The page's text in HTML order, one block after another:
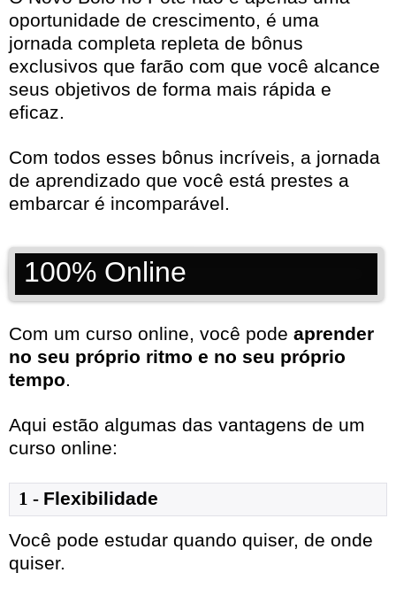
oportunidade de crescimento, é uma
jornada completa repleta de bônus
exclusivos que farão com que você alcance
seus objetivos de forma mais rápida e
eficaz.
Com todos esses bônus incríveis, a jornada
de aprendizado que você está prestes a
embarcar é incomparável.
100% Online
Com um curso online, você pode aprender
no seu próprio ritmo e no seu próprio
tempo.
Aqui estão algumas das vantagens de um
curso online:
1 - Flexibilidade
Você pode estudar quando quiser, de onde
quiser.